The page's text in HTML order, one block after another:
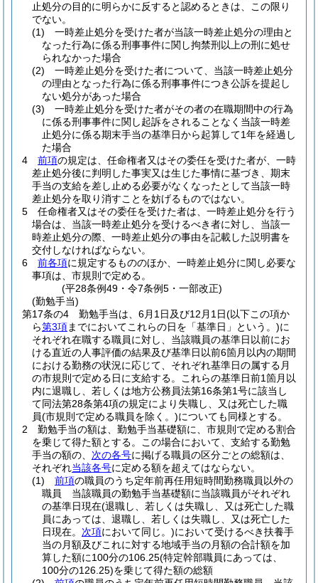
止処分の目的に明らかに反すると認めるときは、この限り
でない。
(1)
一時差止処分を受けた者が当該一時差止処分の理由と
なった行為に係る刑事事件に関し拘禁刑以上の刑に処せ
られなかった場合
(2)
一時差止処分を受けた者について、当該一時差止処分
の理由となった行為に係る刑事事件につき公訴を提起し
ない処分があった場合
(3)
一時差止処分を受けた者がその者の在職期間中の行為
に係る刑事事件に関し起訴をされることなく当該一時差
止処分に係る期末手当の基準日から起算して1年を経過し
た場合
4
前項の規定は、任命権者又はその委任を受けた者が、一時
差止処分後に判明した事実又は生じた事情に基づき、期末
手当の支給を差し止める必要がなくなったとして当該一時
差止処分を取り消すことを妨げるものではない。
5
任命権者又はその委任を受けた者は、一時差止処分を行う
場合は、当該一時差止処分を受けるべき者に対し、当該一
時差止処分の際、一時差止処分の事由を記載した説明書を
交付しなければならない。
6
前各項に規定するもののほか、一時差止処分に関し必要な
事項は、市規則で定める。
(平28条例49・令7条例5・一部改正)
(勤勉手当)
第17条の4
勤勉手当は、6月1日及び12月1日(以下この項か
ら第3項までにおいてこれらの日を「基準日」という。)に
それぞれ在職する職員に対し、当該職員の基準日以前にお
ける直近の人事評価の結果及び基準日以前6箇月以内の期間
における勤務の状況に応じて、それぞれ基準日の属する月
の市規則で定める日に支給する。
これらの基準日前1箇月以
内に退職し、若しくは地方公務員法第16条第1号に該当し
て同法第28条第4項の規定により失職し、又は死亡した職
員(市規則で定める職員を除く。)についても同様とする。
2
勤勉手当の額は、勤勉手当基礎額に、市規則で定める割合
を乗じて得た額とする。
この場合において、支給する勤勉
手当の額の、 次の各号に掲げる職員の区分ごとの総額は、
それぞれ当該各号に定める額を超えてはならない。
(1)
前項の職員のうち定年前再任用短時間勤務職員以外の
職員 当該職員の勤勉手当基礎額に当該職員がそれぞれ
の基準日現在(退職し、若しくは失職し、又は死亡した職
員にあっては、退職し、若しくは失職し、又は死亡した
日現在。 次項において同じ。)において受けるべき扶養手
当の月額及びこれに対する地域手当の月額の合計額を加
算した額に100分の106.25(特定幹部職員にあっては、
100分の126.25)を乗じて得た額の総額